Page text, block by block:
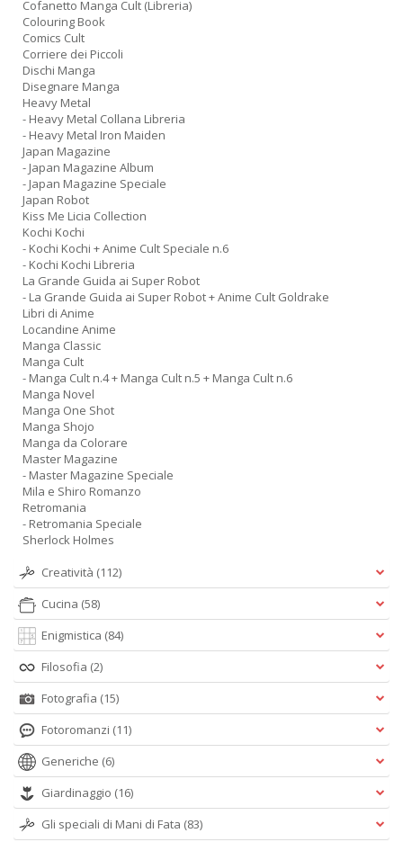
Cofanetto Manga Cult (Libreria)
Colouring Book
Comics Cult
Corriere dei Piccoli
Dischi Manga
Disegnare Manga
Heavy Metal
- Heavy Metal Collana Libreria
- Heavy Metal Iron Maiden
Japan Magazine
- Japan Magazine Album
- Japan Magazine Speciale
Japan Robot
Kiss Me Licia Collection
Kochi Kochi
- Kochi Kochi + Anime Cult Speciale n.6
- Kochi Kochi Libreria
La Grande Guida ai Super Robot
- La Grande Guida ai Super Robot + Anime Cult Goldrake
Libri di Anime
Locandine Anime
Manga Classic
Manga Cult
- Manga Cult n.4 + Manga Cult n.5 + Manga Cult n.6
Manga Novel
Manga One Shot
Manga Shojo
Manga da Colorare
Master Magazine
- Master Magazine Speciale
Mila e Shiro Romanzo
Retromania
- Retromania Speciale
Sherlock Holmes
Creatività (112)
Cucina (58)
Enigmistica (84)
Filosofia (2)
Fotografia (15)
Fotoromanzi (11)
Generiche (6)
Giardinaggio (16)
Gli speciali di Mani di Fata (83)